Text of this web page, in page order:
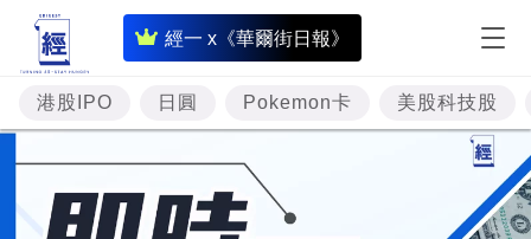
經一 x《華爾街日報》
即
時
財
經
專
題
港股IPO 日圓 Pokemon卡 美股科技股